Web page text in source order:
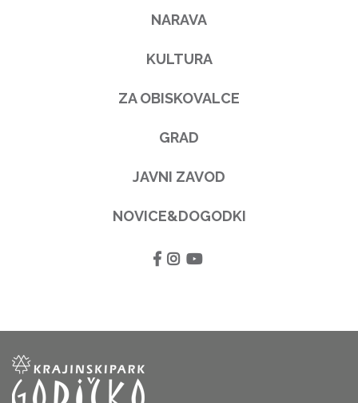
NARAVA
KULTURA
ZA OBISKOVALCE
GRAD
JAVNI ZAVOD
NOVICE&DOGODKI